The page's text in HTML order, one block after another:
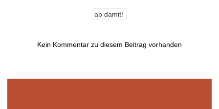
Kein Kommentar zu diesem Beitrag vorhanden